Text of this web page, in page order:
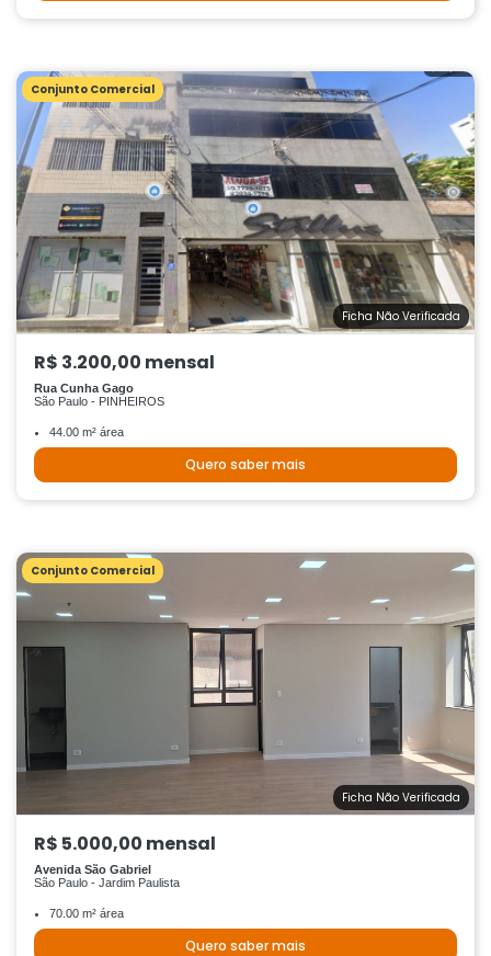
Conjunto Comercial
Ficha Não Verificada
R$ 3.200,00 mensal
Rua Cunha Gago
São Paulo - PINHEIROS
44.00 m² área
Quero saber mais
Conjunto Comercial
Ficha Não Verificada
R$ 5.000,00 mensal
Avenida São Gabriel
São Paulo - Jardim Paulista
70.00 m² área
Quero saber mais